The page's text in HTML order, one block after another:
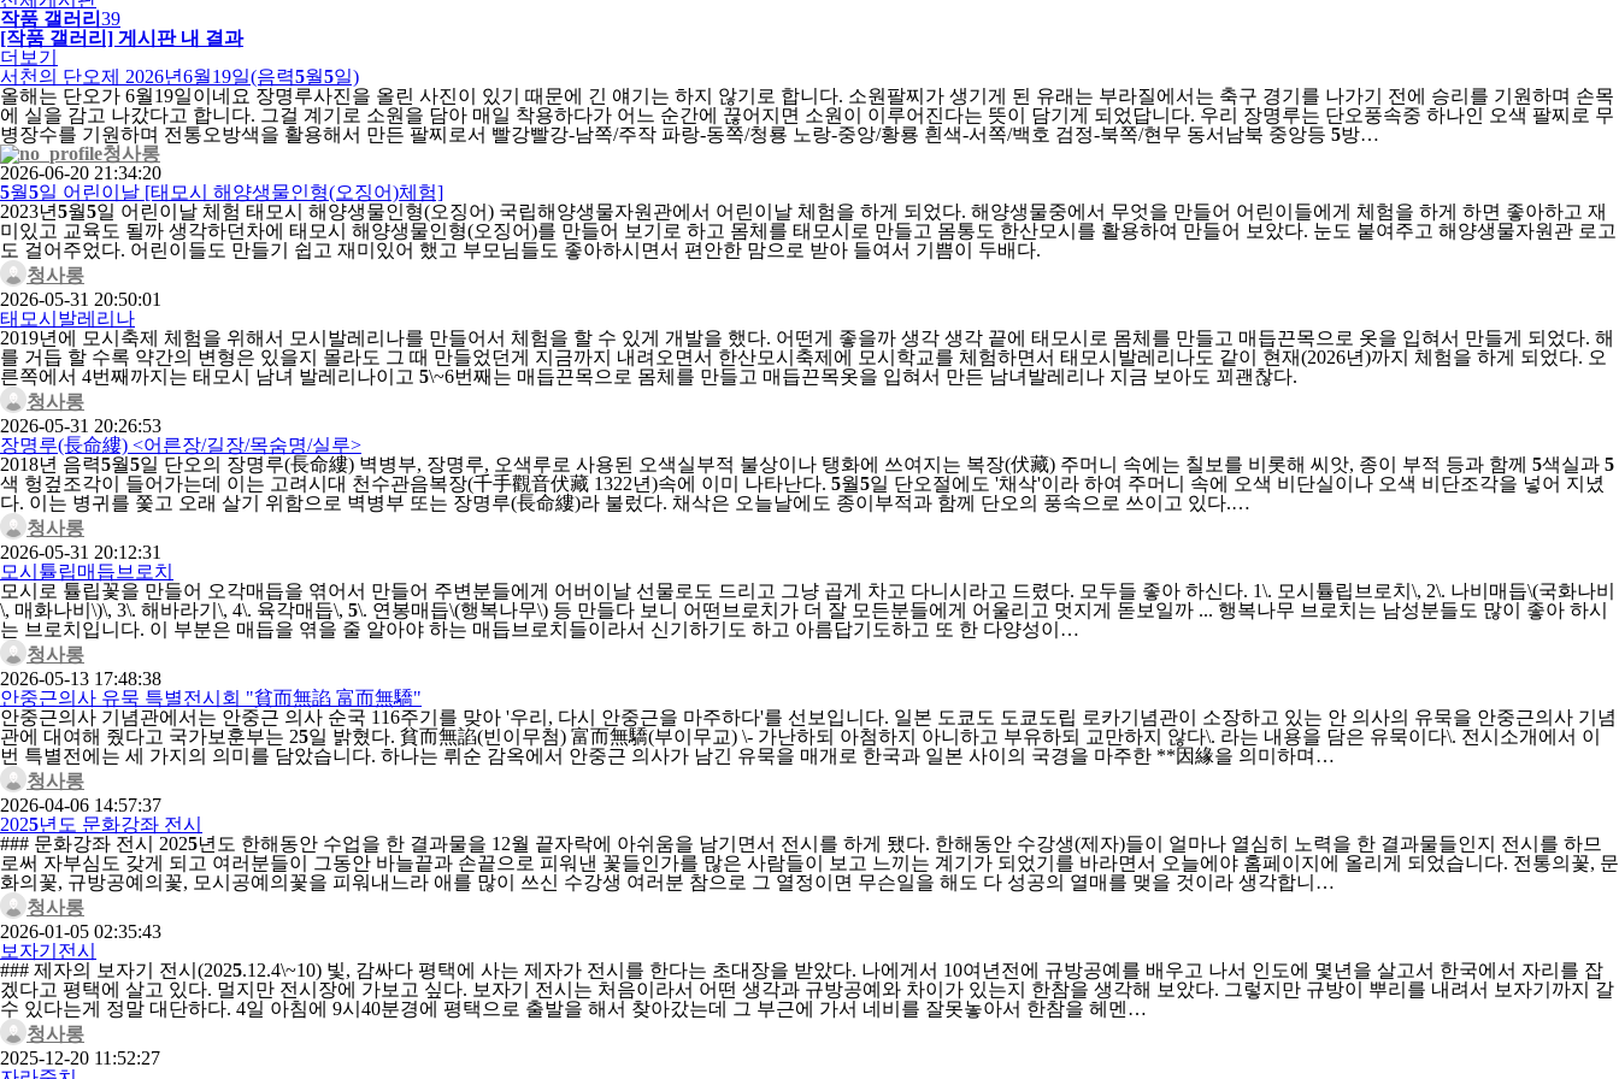
작품 갤러리 39
[작품 갤러리] 게시판 내 결과
더보기
서천의 단오제 2026년6월19일(음력5월5일)
올해는 단오가 6월19일이네요 장명루사진을 올린 사진이 있기 때문에 긴 얘기는 하지 않기로 합니다. 소원팔찌가 생기게 된 유래는 부라질에서는 축구 경기를 나가기 전에 승리를 기원하며 손목
에 실을 감고 나갔다고 합니다. 그걸 계기로 소원을 담아 매일 착용하다가 어느 순간에 끊어지면 소원이 이루어진다는 뜻이 담기게 되었답니다. 우리 장명루는 단오풍속중 하나인 오색 팔찌로 무
병장수를 기원하며 전통오방색을 활용해서 만든 팔찌로서 빨강빨강-남쪽/주작 파랑-동쪽/청룡 노랑-중앙/황룡 흰색-서쪽/백호 검정-북쪽/현무 동서남북 중앙등 5방…
청사롱
2026-06-20 21:34:20
5월5일 어린이날 [태모시 해양생물인형(오징어)체험]
2023년5월5일 어린이날 체험 태모시 해양생물인형(오징어) 국립해양생물자원관에서 어린이날 체험을 하게 되었다. 해양생물중에서 무엇을 만들어 어린이들에게 체험을 하게 하면 좋아하고 재
미있고 교육도 될까 생각하던차에 태모시 해양생물인형(오징어)를 만들어 보기로 하고 몸체를 태모시로 만들고 몸통도 한산모시를 활용하여 만들어 보았다. 눈도 붙여주고 해양생물자원관 로고
도 걸어주었다. 어린이들도 만들기 쉽고 재미있어 했고 부모님들도 좋아하시면서 편안한 맘으로 받아 들여서 기쁨이 두배다.
청사롱
2026-05-31 20:50:01
태모시발레리나
2019년에 모시축제 체험을 위해서 모시발레리나를 만들어서 체험을 할 수 있게 개발을 했다. 어떤게 좋을까 생각 생각 끝에 태모시로 몸체를 만들고 매듭끈목으로 옷을 입혀서 만들게 되었다. 해
를 거듭 할 수록 약간의 변형은 있을지 몰라도 그 때 만들었던게 지금까지 내려오면서 한산모시축제에 모시학교를 체험하면서 태모시발레리나도 같이 현재(2026년)까지 체험을 하게 되었다. 오
른쪽에서 4번째까지는 태모시 남녀 발레리나이고 5\~6번째는 매듭끈목으로 몸체를 만들고 매듭끈목옷을 입혀서 만든 남녀발레리나 지금 보아도 꾀괜찮다.
청사롱
2026-05-31 20:26:53
장명루(長命縷) <어른장/길장/목숨명/실루>
2018년 음력5월5일 단오의 장명루(長命縷) 벽병부, 장명루, 오색루로 사용된 오색실부적 불상이나 탱화에 쓰여지는 복장(伏藏) 주머니 속에는 칠보를 비롯해 씨앗, 종이 부적 등과 함께 5색실과 5
색 헝겊조각이 들어가는데 이는 고려시대 천수관음복장(千手觀音伏藏 1322년)속에 이미 나타난다. 5월5일 단오절에도 '채삭'이라 하여 주머니 속에 오색 비단실이나 오색 비단조각을 넣어 지녔
다. 이는 병귀를 쫓고 오래 살기 위함으로 벽병부 또는 장명루(長命縷)라 불렀다. 채삭은 오늘날에도 종이부적과 함께 단오의 풍속으로 쓰이고 있다.…
청사롱
2026-05-31 20:12:31
모시튤립매듭브로치
모시로 튤립꽃을 만들어 오각매듭을 엮어서 만들어 주변분들에게 어버이날 선물로도 드리고 그냥 곱게 차고 다니시라고 드렸다. 모두들 좋아 하신다. 1\. 모시튤립브로치\, 2\. 나비매듭\(국화나비
\, 매화나비\)\, 3\. 해바라기\, 4\. 육각매듭\, 5\. 연봉매듭\(행복나무\) 등 만들다 보니 어떤브로치가 더 잘 모든분들에게 어울리고 멋지게 돋보일까 ... 행복나무 브로치는 남성분들도 많이 좋아 하시
는 브로치입니다. 이 부분은 매듭을 엮을 줄 알아야 하는 매듭브로치들이라서 신기하기도 하고 아름답기도하고 또 한 다양성이…
청사롱
2026-05-13 17:48:38
안중근의사 유묵 특별전시회 "貧而無諂 富而無驕"
안중근의사 기념관에서는 안중근 의사 순국 116주기를 맞아 '우리, 다시 안중근을 마주하다'를 선보입니다. 일본 도쿄도 도쿄도립 로카기념관이 소장하고 있는 안 의사의 유묵을 안중근의사 기념
관에 대여해 줬다고 국가보훈부는 25일 밝혔다. 貧而無諂(빈이무첨) 富而無驕(부이무교) \- 가난하되 아첨하지 아니하고 부유하되 교만하지 않다\. 라는 내용을 담은 유묵이다\. 전시소개에서 이
번 특별전에는 세 가지의 의미를 담았습니다. 하나는 뤼순 감옥에서 안중근 의사가 남긴 유묵을 매개로 한국과 일본 사이의 국경을 마주한 **因緣을 의미하며…
청사롱
2026-04-06 14:57:37
2025년도 문화강좌 전시
### 문화강좌 전시 2025년도 한해동안 수업을 한 결과물을 12월 끝자락에 아쉬움을 남기면서 전시를 하게 됐다. 한해동안 수강생(제자)들이 얼마나 열심히 노력을 한 결과물들인지 전시를 하므
로써 자부심도 갖게 되고 여러분들이 그동안 바늘끝과 손끝으로 피워낸 꽃들인가를 많은 사람들이 보고 느끼는 계기가 되었기를 바라면서 오늘에야 홈페이지에 올리게 되었습니다. 전통의꽃, 문
화의꽃, 규방공예의꽃, 모시공예의꽃을 피워내느라 애를 많이 쓰신 수강생 여러분 참으로 그 열정이면 무슨일을 해도 다 성공의 열매를 맺을 것이라 생각합니…
청사롱
2026-01-05 02:35:43
보자기전시
### 제자의 보자기 전시(2025.12.4\~10) 빛, 감싸다 평택에 사는 제자가 전시를 한다는 초대장을 받았다. 나에게서 10여년전에 규방공예를 배우고 나서 인도에 몇년을 살고서 한국에서 자리를 잡
겠다고 평택에 살고 있다. 멀지만 전시장에 가보고 싶다. 보자기 전시는 처음이라서 어떤 생각과 규방공예와 차이가 있는지 한참을 생각해 보았다. 그렇지만 규방이 뿌리를 내려서 보자기까지 갈
수 있다는게 정말 대단하다. 4일 아침에 9시40분경에 평택으로 출발을 해서 찾아갔는데 그 부근에 가서 네비를 잘못놓아서 한참을 헤멘…
청사롱
2025-12-20 11:52:27